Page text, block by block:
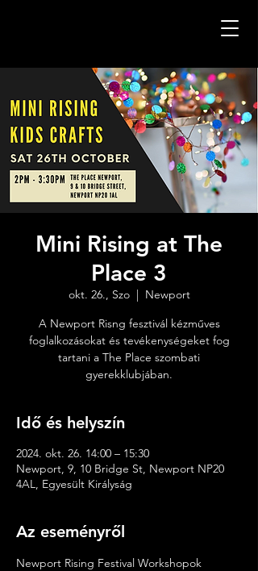
Mini Rising at The
Place 3
okt. 26., Szo
  |
Newport
A Newport Risng fesztivál kézműves
foglalkozásokat és tevékenységeket fog
tartani a The Place szombati
gyerekklubjában.
Idő és helyszín
2024. okt. 26. 14:00 – 15:30
Newport, 9, 10 Bridge St, Newport NP20
4AL, Egyesült Királyság
Az eseményről
Newport Rising Festival Workshopok